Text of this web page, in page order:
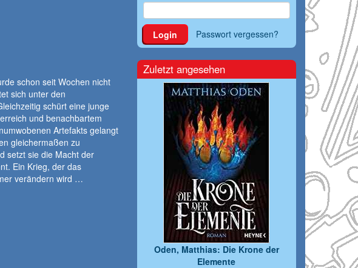
schon seit Wochen nicht
sich unter den
schürt eine junge
und benachbartem
Artefakts gelangt
gleichermaßen zu
setzt sie die Macht der
Ein Krieg, der das
verändern wird …
Login Passwort vergessen?
Zuletzt angesehen
Oden, Matthias: Die Krone der
Elemente